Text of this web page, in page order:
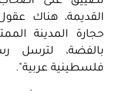
القديمة، هناك
حجارة المدينة
بالفضة، لترسل
فلسطينية عربية".